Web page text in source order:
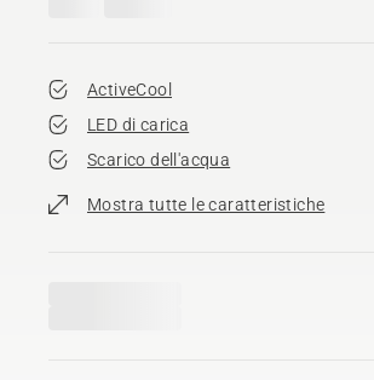
ActiveCool
LED di carica
Scarico dell'acqua
Mostra tutte le caratteristiche